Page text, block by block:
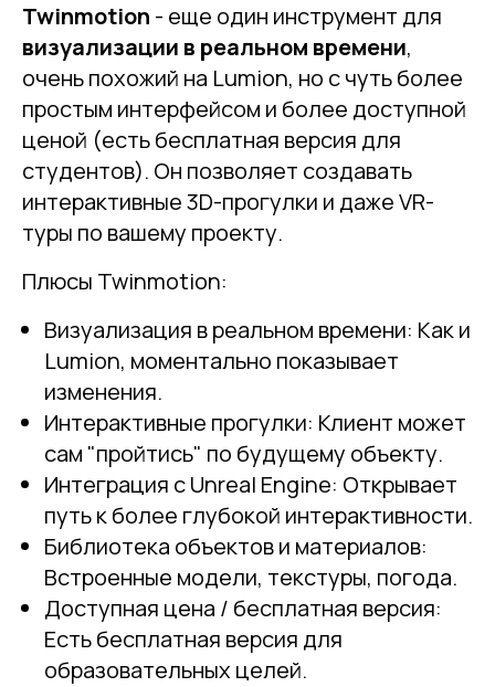
Twinmotion - еще один инструмент для
визуализации в реальном времени,
очень похожий на Lumion, но с чуть более
простым интерфейсом и более доступной
ценой (есть бесплатная версия для
студентов). Он позволяет создавать
интерактивные 3D-прогулки и даже VR-
туры по вашему проекту.
Плюсы Twinmotion:
Визуализация в реальном времени: Как и
Lumion, моментально показывает
изменения.
Интерактивные прогулки: Клиент может
сам "пройтись" по будущему объекту.
Интеграция с Unreal Engine: Открывает
путь к более глубокой интерактивности.
Библиотека объектов и материалов:
Встроенные модели, текстуры, погода.
Доступная цена / бесплатная версия:
Есть бесплатная версия для
образовательных целей.